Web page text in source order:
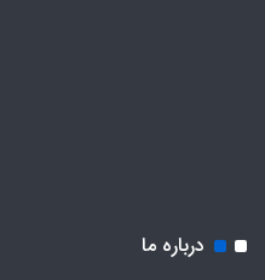
درباره ما